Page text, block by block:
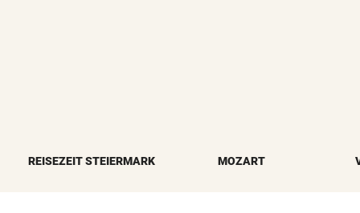
REISEZEIT STEIERMARK MOZART